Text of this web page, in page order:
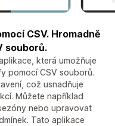
CSV. Hromadně
souborů.
která umožňuje
pomocí CSV souborů.
což usnadňuje
Můžete například
nebo upravovat
Tato aplikace